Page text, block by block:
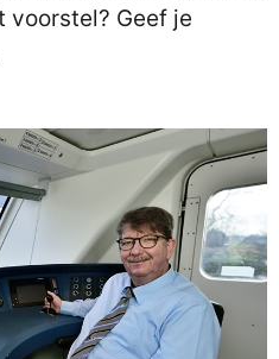
voorstel? Geef je